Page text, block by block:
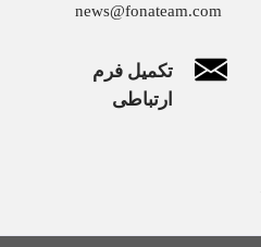
news@fonateam.com
تکمیل فرم
ارتباطی